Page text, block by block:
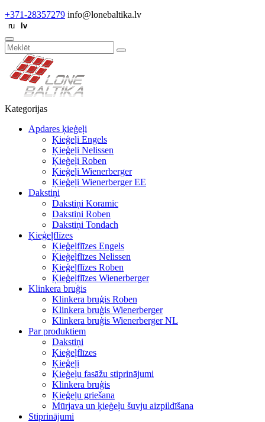
+371-28357279 info@lonebaltika.lv
Kategorijas
Apdares ķieģeļi
Ķieģeļi Engels
Ķieģeļi Nelissen
Ķieģeļi Roben
Ķieģeļi Wienerberger
Ķieģeļi Wienerberger EE
Dakstiņi
Dakstiņi Koramic
Dakstiņi Roben
Dakstiņi Tondach
Ķieģeļflīzes
Ķieģeļflīzes Engels
Ķieģeļflīzes Nelissen
Ķieģeļflīzes Roben
Ķieģeļflīzes Wienerberger
Klinkera bruģis
Klinkera bruģis Roben
Klinkera bruģis Wienerberger
Klinkera bruģis Wienerberger NL
Par produktiem
Dakstiņi
Ķieģeļflīzes
Ķieģeļi
Ķieģeļu fasāžu stiprinājumi
Klinkera bruģis
Ķieģeļu griešana
Mūrjava un ķieģeļu šuvju aizpildīšana
Stiprinājumi